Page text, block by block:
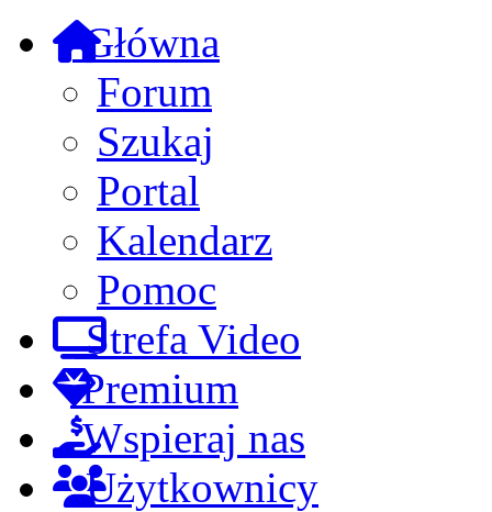
Główna
Forum
Szukaj
Portal
Kalendarz
Pomoc
Strefa Video
Premium
Wspieraj nas
Użytkownicy